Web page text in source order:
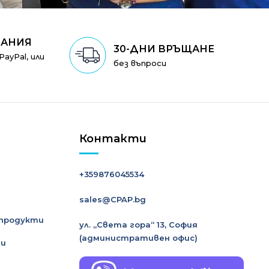
или
30-ДНИ ВРЪЩАНЕ
без въпроси
Контакти
+359876045534
sales@CPAP.bg
ул. „Света гора“ 13, София
(административен офис)